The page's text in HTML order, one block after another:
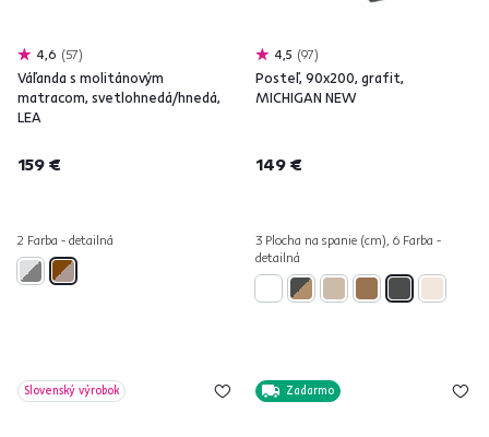
4,6 57
Váľanda s molitánovým
matracom, svetlohnedá/hnedá,
LEA
159 €
2 Farba - detailná
4,5 97
Posteľ, 90x200, grafit,
MICHIGAN NEW
149 €
3 Plocha na spanie (cm), 6 Farba -
detailná
Slovenský výrobok Zadarmo